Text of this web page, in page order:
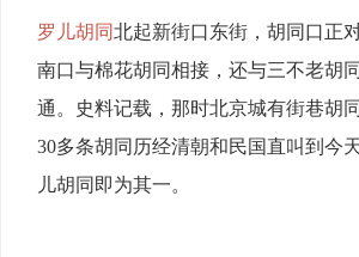
罗儿胡同北起新街口东街，胡同口正
南口与棉花胡同相接，还与三不老胡
通。史料记载，那时北京城有街巷胡
30多条胡同历经清朝和民国直叫到今
儿胡同即为其一。